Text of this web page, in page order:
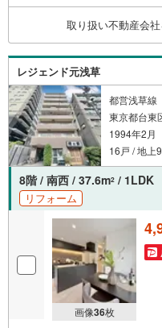
取り扱い不動産会
レジェンド元浅草
都営浅草線
東京都台東
1994年2月
16戸 / 地上
8階 / 南西 / 37.6m2 / 1LDK
リフォーム
画像36枚